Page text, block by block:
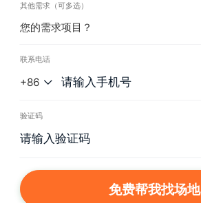
其他需求（可多选）
您的需求项目？
联系电话
+86
验证码
免费帮我找场地